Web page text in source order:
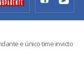
e único time invicto